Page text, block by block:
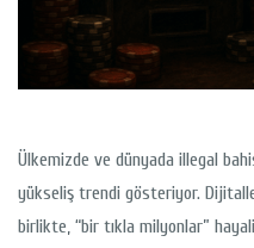
Ülkemizde ve dünyada illegal
yükseliş trendi gösteriyor.
birlikte, “bir tıkla milyonlar”